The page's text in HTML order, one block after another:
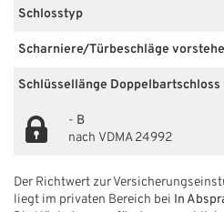
Schlosstyp
Scharniere/Türbeschläge
Schlüssellänge Doppelbartschloss
- B
nach VDMA 24992
Der Richtwert zur
liegt im privaten Bereich bei In